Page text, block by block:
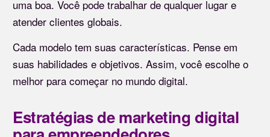
uma boa. Você pode trabalhar de qualquer lugar e
atender clientes globais.
Cada modelo tem suas características. Pense em
suas habilidades e objetivos. Assim, você escolhe o
melhor para começar no mundo digital.
Estratégias de marketing digital